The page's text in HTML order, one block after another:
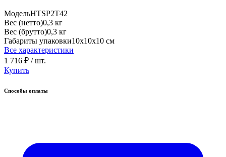
МодельHTSP2T42
Вес (нетто)0,3 кг
Вес (брутто)0,3 кг
Габариты упаковки10х10х10 см
Все характеристики
1 716 ₽ / шт.
Купить
Способы оплаты